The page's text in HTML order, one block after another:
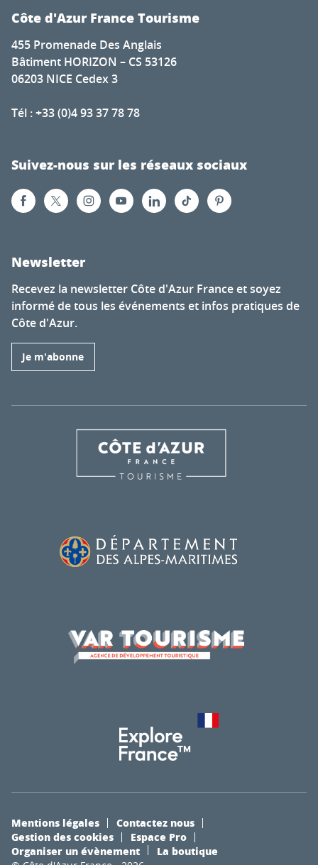
Côte d'Azur France Tourisme
455 Promenade Des Anglais
Bâtiment HORIZON – CS 53126
06203 NICE Cedex 3
Tél : +33 (0)4 93 37 78 78
Suivez-nous sur les réseaux sociaux
Newsletter
Recevez la newsletter Côte d'Azur France et soyez
informé de tous les événements et infos pratiques de
Côte d'Azur.
Je m'abonne
Mentions légales
Contactez nous
Gestion des cookies
Espace Pro
Organiser un évènement
La boutique